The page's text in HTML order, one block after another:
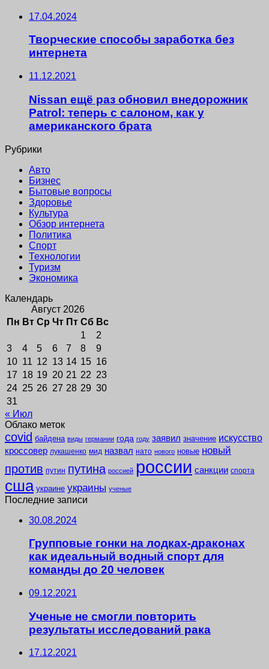
17.04.2024
Творческие способы заработка без
интернета
11.12.2021
Nissan ещё раз обновил внедорожник
Patrol: теперь с салоном, как у
американского брата
Рубрики
Авто
Бизнес
Бытовые вопросы
Здоровье
Культура
Обзор интернета
Политика
Спорт
Технологии
Туризм
Экономика
Календарь
Август 2026
Пн Вт Ср Чт Пт Сб Вс
1
2
3
4 5 6 7 8
9
10 11 12 13 14 15 16
17 18 19 20 21 22 23
24 25 26 27 28 29 30
31
« Июл
Облако меток
covid байдена виды германии года году заявил значение искусство
кроссовер лукашенко мид назвал нато нового новые новый
против путин путина россией россии санкции спорта
сша украине украины ученые
Последние записи
30.08.2024
Групповые гонки на лодках-драконах
как идеальный водный спорт для
команды до 20 человек
09.12.2021
Ученые не смогли повторить
результаты исследований рака
17.12.2021